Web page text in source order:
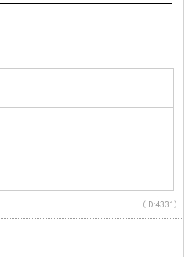
（ID:4331）